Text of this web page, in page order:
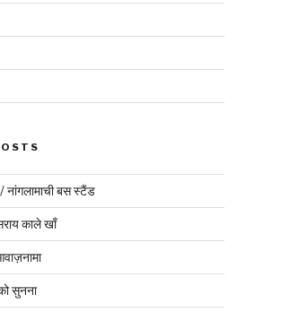
नांगलामाची बस स्टैंड
काले खाँ
सुनना